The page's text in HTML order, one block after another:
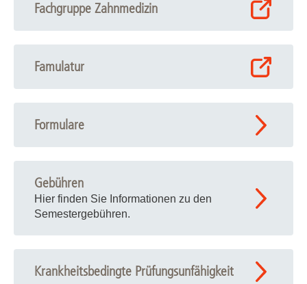
Fachgruppe Zahnmedizin
Famulatur
Formulare
Gebühren
Hier finden Sie Informationen zu den
Semestergebühren.
Krankheitsbedingte Prüfungsunfähigkeit